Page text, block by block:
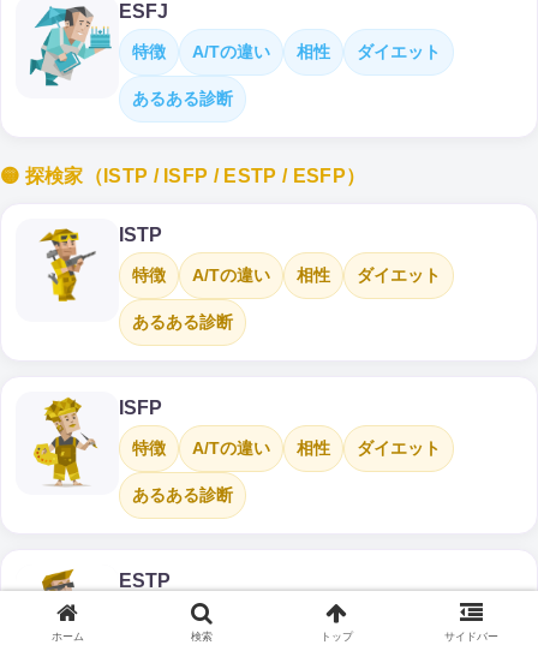
ESFJ
特徴 A/Tの違い 相性 ダイエット
あるある診断
🟡 探検家（ISTP / ISFP / ESTP / ESFP）
ISTP
特徴 A/Tの違い 相性 ダイエット
あるある診断
ISFP
特徴 A/Tの違い 相性 ダイエット
あるある診断
ESTP
A/Tの違い 相性
ホーム 検索 トップ サイドバー